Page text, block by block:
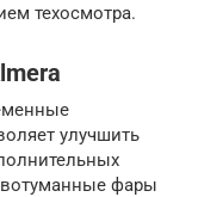
техосмотра.
улучшить
фары